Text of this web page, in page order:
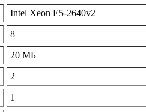
Intel Xeon E5-2640v2
8
20 МБ
2
1